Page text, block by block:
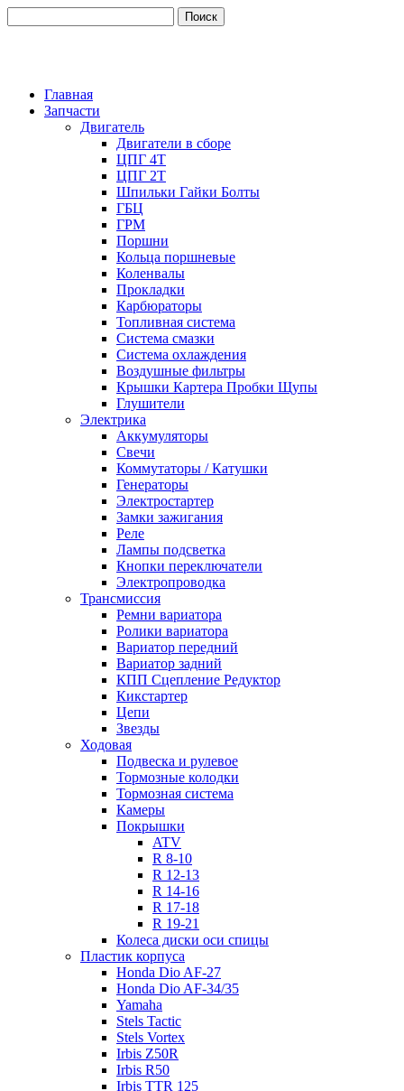
Главная
Запчасти
Двигатель
Двигатели в сборе
ЦПГ 4Т
ЦПГ 2Т
Шпильки Гайки Болты
ГБЦ
ГРМ
Поршни
Кольца поршневые
Коленвалы
Прокладки
Карбюраторы
Топливная система
Система смазки
Система охлаждения
Воздушные фильтры
Крышки Картера Пробки Щупы
Глушители
Электрика
Аккумуляторы
Свечи
Коммутаторы / Катушки
Генераторы
Электростартер
Замки зажигания
Реле
Лампы подсветка
Кнопки переключатели
Электропроводка
Трансмиссия
Ремни вариатора
Ролики вариатора
Вариатор передний
Вариатор задний
КПП Сцепление Редуктор
Кикстартер
Цепи
Звезды
Ходовая
Подвеска и рулевое
Тормозные колодки
Тормозная система
Камеры
Покрышки
ATV
R 8-10
R 12-13
R 14-16
R 17-18
R 19-21
Колеса диски оси спицы
Пластик корпуса
Honda Dio AF-27
Honda Dio AF-34/35
Yamaha
Stels Tactic
Stels Vortex
Irbis Z50R
Irbis R50
Irbis TTR 125